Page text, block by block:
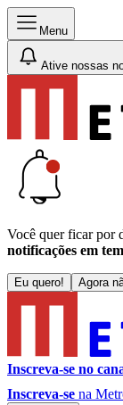
Menu
Ative nossas
Você quer ficar por
notificações em
Eu quero! Agora
Inscreva-se no
Inscreva-se na